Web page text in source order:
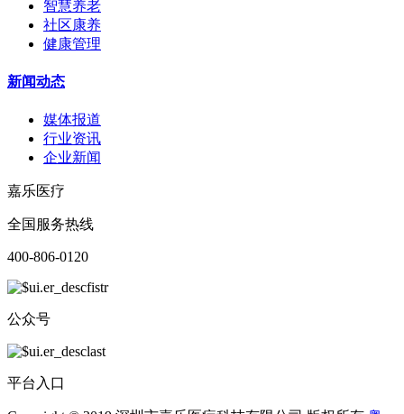
智慧养老
社区康养
健康管理
新闻动态
媒体报道
行业资讯
企业新闻
嘉乐医疗
全国服务热线
400-806-0120
公众号
平台入口